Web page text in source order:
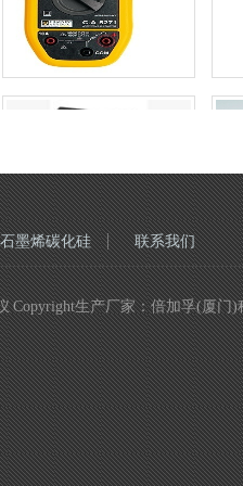
墨烯碳化硅 联系我们
生产厂家：倍加孚(厦门)